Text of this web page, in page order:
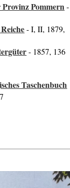
Pommern-
- I, II, 1879,
- 1857, 136
Taschenbuch